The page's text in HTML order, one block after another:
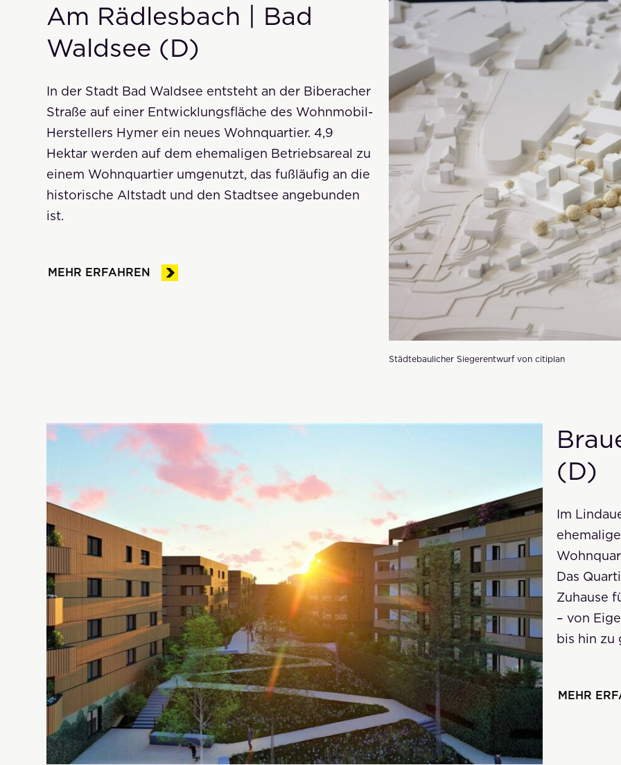
Städtebaulicher Siegerentwurf von citiplan
Am Rädlesbach | Bad
Waldsee (D)
In der Stadt Bad Waldsee entsteht an der Biberacher
Straße auf einer Entwicklungsfläche des Wohnmobil-
Herstellers Hymer ein neues Wohnquartier. 4,9
Hektar werden auf dem ehemaligen Betriebsareal zu
einem Wohnquartier umgenutzt, das fußläufig an die
historische Altstadt und den Stadtsee angebunden
ist.
MEHR ERFAHREN
(D)
Im
Das
Zuhause
– von
bis hin zu
MEHR